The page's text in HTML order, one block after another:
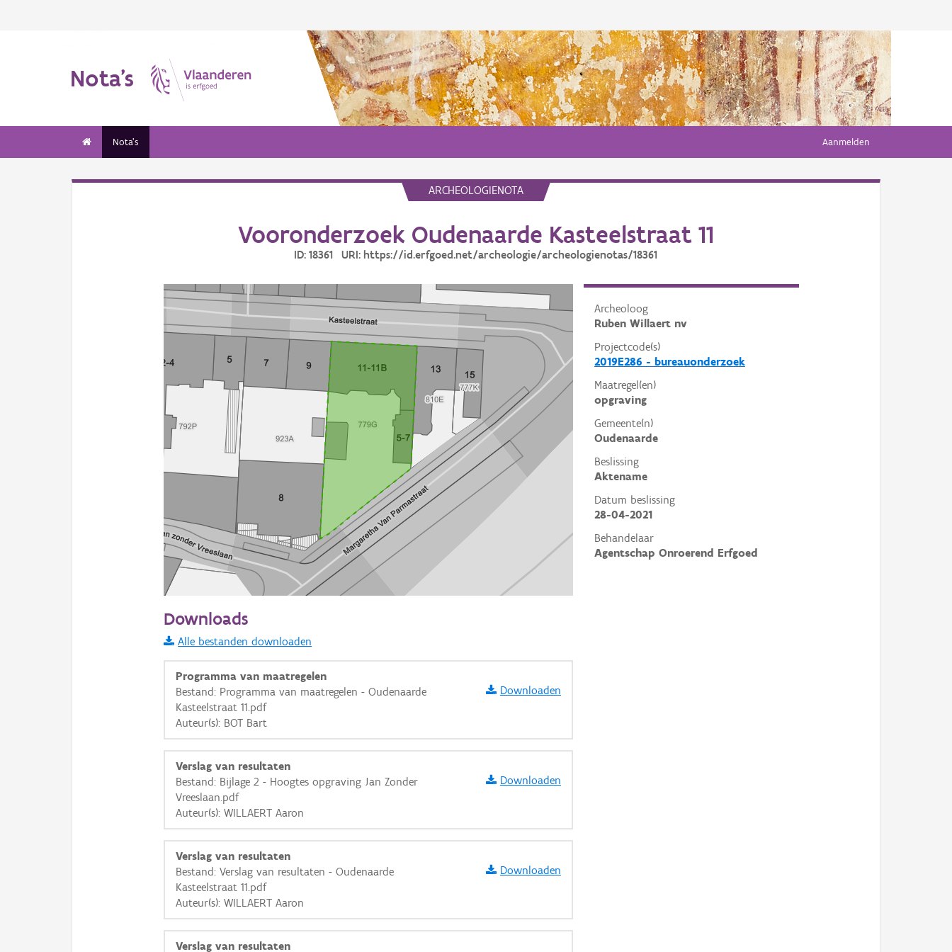
Nota's
Nota's Aanmelden
ARCHEOLOGIENOTA
Vooronderzoek Oudenaarde Kasteelstraat 11
ID: 18361 URI: https://id.erfgoed.net/archeologie/archeologienotas/18361
Archeoloog
Ruben Willaert nv
Projectcode(s)
2019E286 - bureauonderzoek
Maatregel(en)
opgraving
Gemeente(n)
Oudenaarde
Beslissing
Aktename
Datum beslissing
28-04-2021
Behandelaar
Agentschap Onroerend Erfgoed
Informatie Vlaanderen
i
+ −
Basis Lagen
Ortho
GRB-Basiskaart
Downloads
Alle bestanden downloaden
Programma van maatregelen
Bestand: Programma van maatregelen - Oudenaarde
Kasteelstraat 11.pdf
Auteur(s): BOT Bart
Downloaden
Verslag van resultaten
Bestand: Bijlage 2 - Hoogtes opgraving Jan Zonder
Vreeslaan.pdf
Auteur(s): WILLAERT Aaron
Downloaden
Verslag van resultaten
Bestand: Verslag van resultaten - Oudenaarde
Kasteelstraat 11.pdf
Auteur(s): WILLAERT Aaron
Downloaden
Verslag van resultaten